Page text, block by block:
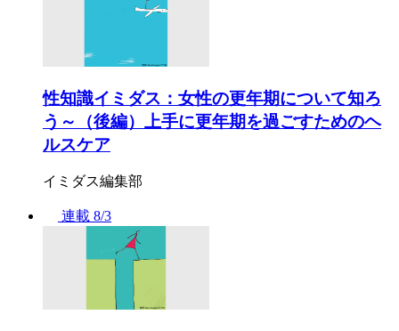
性知識イミダス：女性の更年期について知ろ
う～（後編）上手に更年期を過ごすためのヘ
ルスケア
イミダス編集部
連載 8/3